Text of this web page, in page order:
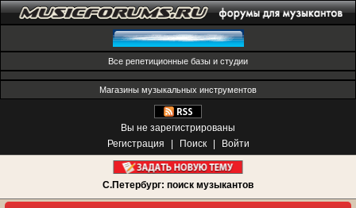
Все репетиционные базы и студии
Магазины музыкальных инструментов
Вы не зарегистрированы
Регистрация
Поиск Войти
С.Петербург: поиск музыкантов